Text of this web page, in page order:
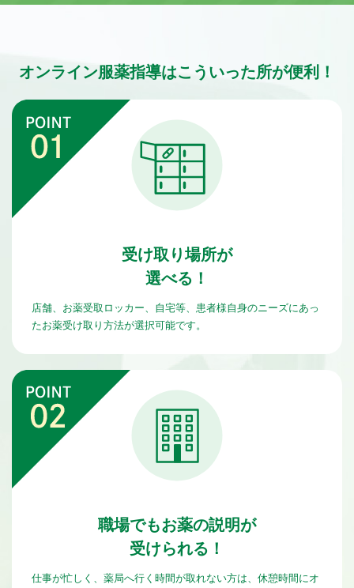
オンライン服薬指導はこういった所が便利！
受け取り場所が
選べる！
店舗、 お薬受取ロッカー、自宅等、患者様自身のニーズにあっ
たお薬受け取り方法が選択可能です。
職場でもお薬の説明が
受けられる！
仕事が忙しく、薬局へ行く時間が取れない方は、休憩時間にオ